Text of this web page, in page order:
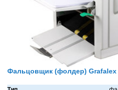
Фальцовщик (фолдер) Grafalex